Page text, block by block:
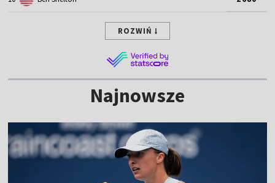
ROZWIŃ
Najnowsze